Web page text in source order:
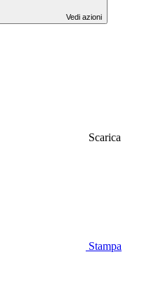
Vedi azioni
Scarica
Stampa